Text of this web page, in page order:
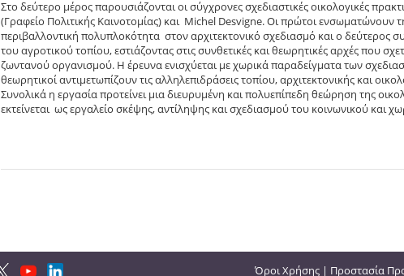
Στο δεύτερο μέρος παρουσιάζονται οι σύγχρονες σχεδιαστικές οικολογικές
(Γραφείο Πολιτικής Καινοτομίας) και Michel Desvigne. Οι πρώτοι ενσωματώνουν
περιβαλλοντική πολυπλοκότητα στον αρχιτεκτονικό σχεδιασμό και ο δεύτερος
του αγροτικού τοπίου, εστιάζοντας στις συνθετικές και θεωρητικές αρχές που
ζωντανού οργανισμού. Η έρευνα ενισχύεται με χωρικά παραδείγματα των
θεωρητικοί αντιμετωπίζουν τις αλληλεπιδράσεις τοπίου, αρχιτεκτονικής και
Συνολικά η εργασία προτείνει μια διευρυμένη και πολυεπίπεδη θεώρηση της
εκτείνεται ως εργαλείο σκέψης, αντίληψης και σχεδιασμού του κοινωνικού και
Όροι Χρήσης | Προστασία